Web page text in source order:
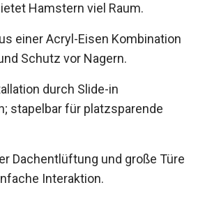
Hamstern viel Raum.
einer Acryl-Eisen Kombination
Schutz vor Nagern.
durch Slide-in
stapelbar für platzsparende
Dachentlüftung und große Türe
Interaktion.